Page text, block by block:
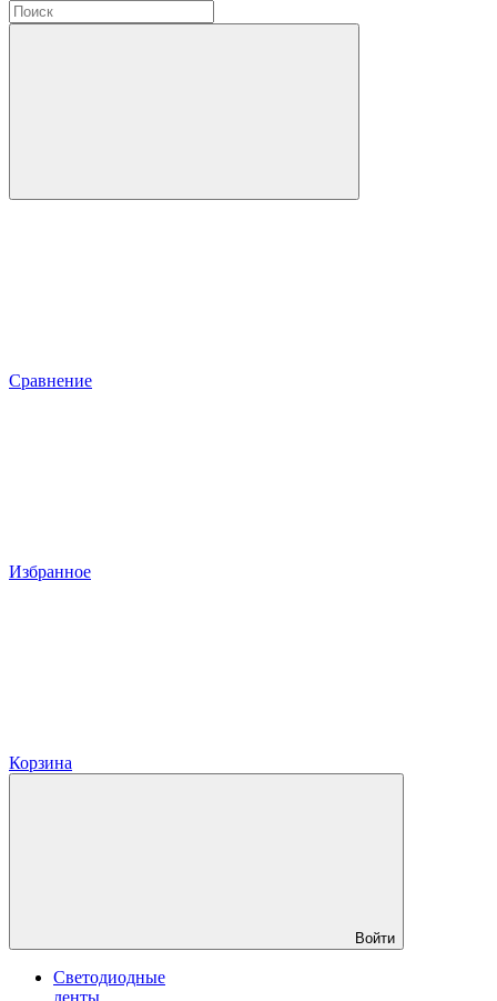
Сравнение
Избранное
Корзина
Войти
Светодиодные
ленты